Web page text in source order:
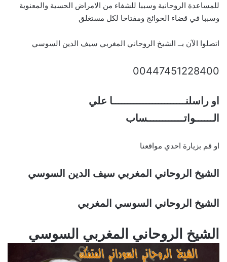
للمساعدة الروحانية وسببا للشفاء من الامراض الحسية والمعنوية
وسببا في قضاء الحوائج ومفتاحا لكل مستغلق
اتصلوا الآن بــ الشيخ الروحاني المغربي سيف الدين السوسي
00447451228400
او راسلنــــــــــــــــــــــــا علي
الــــــواتــــــــــــساب
او قم بزيارة احدي مواقعنا
الشيخ الروحاني المغربي سيف الدين السوسي
الشيخ الروحاني السوسي المغربي
الشيخ الروحاني المغربي السوسي